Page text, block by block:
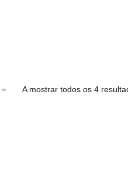
A mostrar todos os 4